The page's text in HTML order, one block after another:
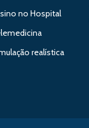
no Hospital
realística